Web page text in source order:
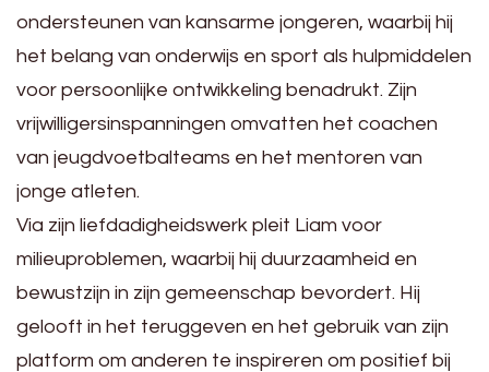
ondersteunen van kansarme jongeren, waarbij hij
het belang van onderwijs en sport als hulpmiddelen
voor persoonlijke ontwikkeling benadrukt. Zijn
vrijwilligersinspanningen omvatten het coachen
van jeugdvoetbalteams en het mentoren van
jonge atleten.
Via zijn liefdadigheidswerk pleit Liam voor
milieuproblemen, waarbij hij duurzaamheid en
bewustzijn in zijn gemeenschap bevordert. Hij
gelooft in het teruggeven en het gebruik van zijn
platform om anderen te inspireren om positief bij